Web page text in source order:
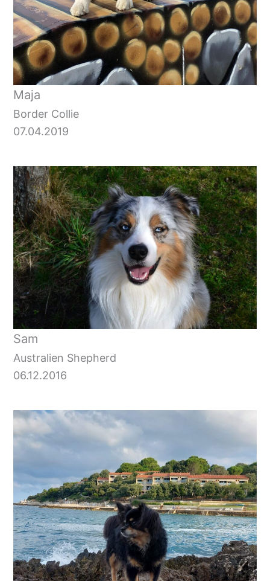
Maja
Border Collie
07.04.2019
Sam
Australien Shepherd
06.12.2016